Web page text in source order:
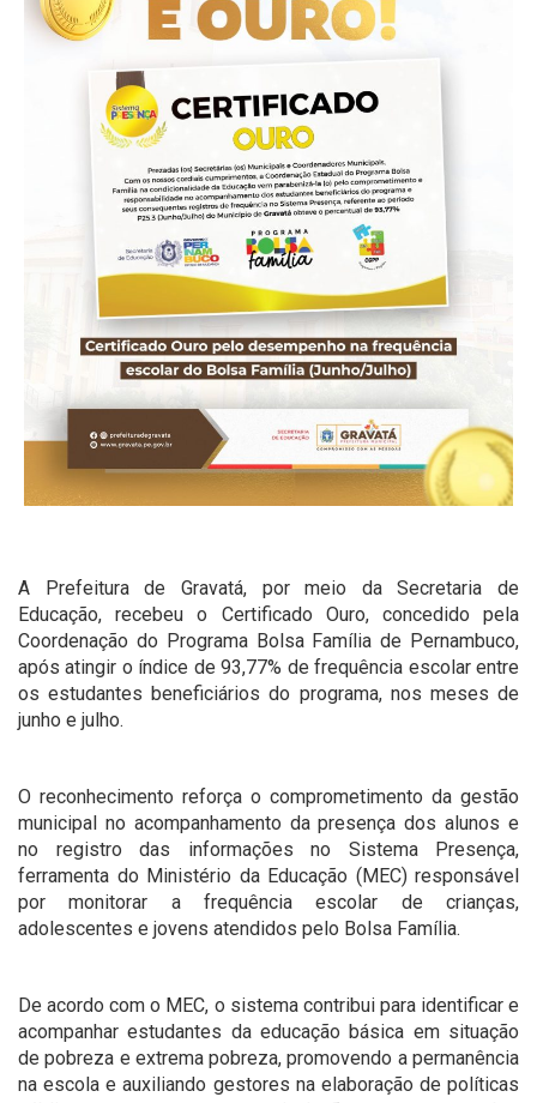
A Prefeitura de Gravatá, por meio da Secretaria de
Educação, recebeu o Certificado Ouro, concedido pela
Coordenação do Programa Bolsa Família de Pernambuco,
após atingir o índice de 93,77% de frequência escolar entre
os estudantes beneficiários do programa, nos meses de
junho e julho.
O reconhecimento reforça o comprometimento da gestão
municipal no acompanhamento da presença dos alunos e
no registro das informações no Sistema Presença,
ferramenta do Ministério da Educação (MEC) responsável
por monitorar a frequência escolar de crianças,
adolescentes e jovens atendidos pelo Bolsa Família.
De acordo com o MEC, o sistema contribui para identificar e
acompanhar estudantes da educação básica em situação
de pobreza e extrema pobreza, promovendo a permanência
na escola e auxiliando gestores na elaboração de políticas